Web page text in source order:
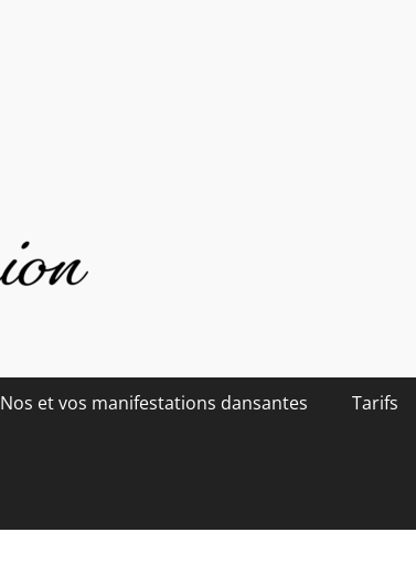
Nos et vos manifestations dansantes Tarifs